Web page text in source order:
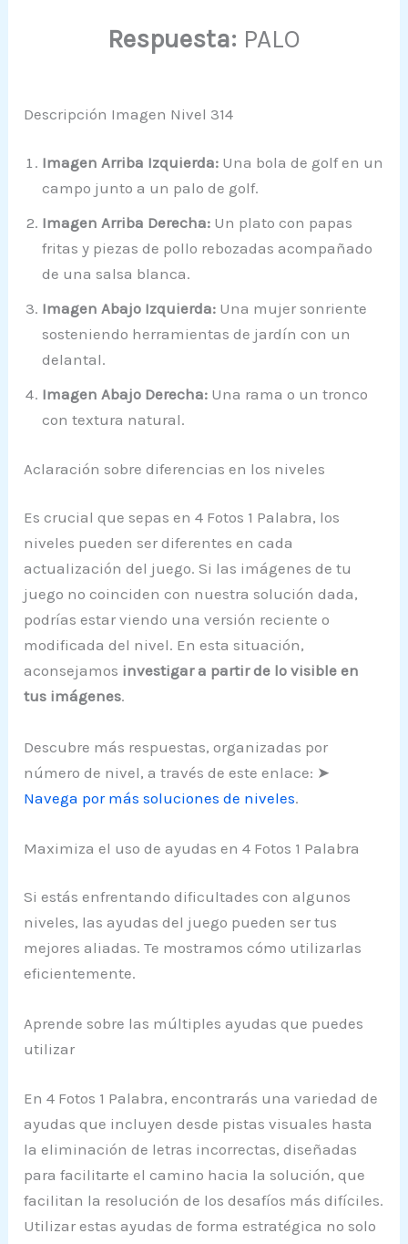
Respuesta: PALO
Descripción Imagen Nivel 314
Imagen Arriba Izquierda: Una bola de golf en un
campo junto a un palo de golf.
Imagen Arriba Derecha: Un plato con papas
fritas y piezas de pollo rebozadas acompañado
de una salsa blanca.
Imagen Abajo Izquierda: Una mujer sonriente
sosteniendo herramientas de jardín con un
delantal.
Imagen Abajo Derecha: Una rama o un tronco
con textura natural.
Aclaración sobre diferencias en los niveles
Es crucial que sepas en 4 Fotos 1 Palabra, los
niveles pueden ser diferentes en cada
actualización del juego. Si las imágenes de tu
juego no coinciden con nuestra solución dada,
podrías estar viendo una versión reciente o
modificada del nivel. En esta situación,
aconsejamos investigar a partir de lo visible en
tus imágenes.
Descubre más respuestas, organizadas por
número de nivel, a través de este enlace: ➤
Navega por más soluciones de niveles.
Maximiza el uso de ayudas en 4 Fotos 1 Palabra
Si estás enfrentando dificultades con algunos
niveles, las ayudas del juego pueden ser tus
mejores aliadas. Te mostramos cómo utilizarlas
eficientemente.
Aprende sobre las múltiples ayudas que puedes
utilizar
En 4 Fotos 1 Palabra, encontrarás una variedad de
ayudas que incluyen desde pistas visuales hasta
la eliminación de letras incorrectas, diseñadas
para facilitarte el camino hacia la solución, que
facilitan la resolución de los desafíos más difíciles.
Utilizar estas ayudas de forma estratégica no solo